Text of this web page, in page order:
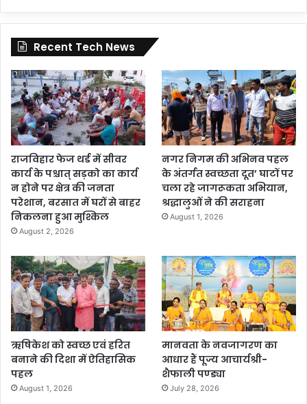
Recent Tech News
राजविहार फेज थर्ड में सीवर
कार्य के पश्चात् सड़को का कार्य
न होने पर क्षेत्र की जनता
परेशान, बरसात में घरों से बाहर
निकलना हुआ मुश्किल
August 2, 2026
नगर निगम की अभिनव पहल
के अंतर्गत स्वच्छता दूत’ घाटों पर
चला रहे जागरूकता अभियान,
श्रद्धालुओं ने की सराहना
August 1, 2026
ऋषिकेश को स्वच्छ एवं हरित
बनाने की दिशा में ऐतिहासिक
पहल
August 1, 2026
मानवता के नवजागरण का
आधार हैं पूज्य आचार्यश्री-
शैफाली पण्ड्या
July 28, 2026